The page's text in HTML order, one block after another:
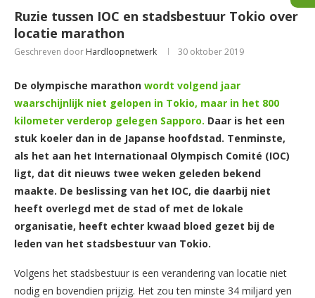
Ruzie tussen IOC en stadsbestuur Tokio over
locatie marathon
Geschreven door Hardloopnetwerk 30 oktober 2019
De olympische marathon wordt volgend jaar
waarschijnlijk niet gelopen in Tokio, maar in het 800
kilometer verderop gelegen Sapporo. Daar is het een
stuk koeler dan in de Japanse hoofdstad. Tenminste,
als het aan het Internationaal Olympisch Comité (IOC)
ligt, dat dit nieuws twee weken geleden bekend
maakte. De beslissing van het IOC, die daarbij niet
heeft overlegd met de stad of met de lokale
organisatie, heeft echter kwaad bloed gezet bij de
leden van het stadsbestuur van Tokio.
Volgens het stadsbestuur is een verandering van locatie niet
nodig en bovendien prijzig. Het zou ten minste 34 miljard yen